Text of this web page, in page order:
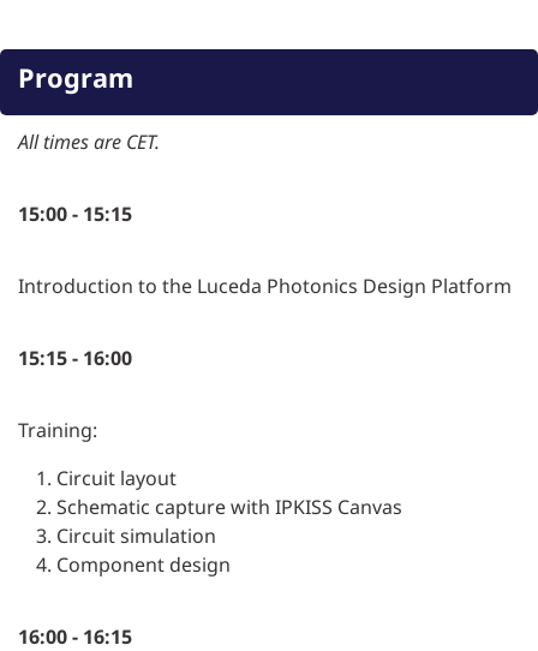
All times are CET.
Program
15:15 - 16:00
Introduction to the Luceda Photonics Design Platform
16:00 - 16:15
Training:
Circuit layout
Schematic capture with IPKISS Canvas
Circuit simulation
Component design
15:00 - 15:15